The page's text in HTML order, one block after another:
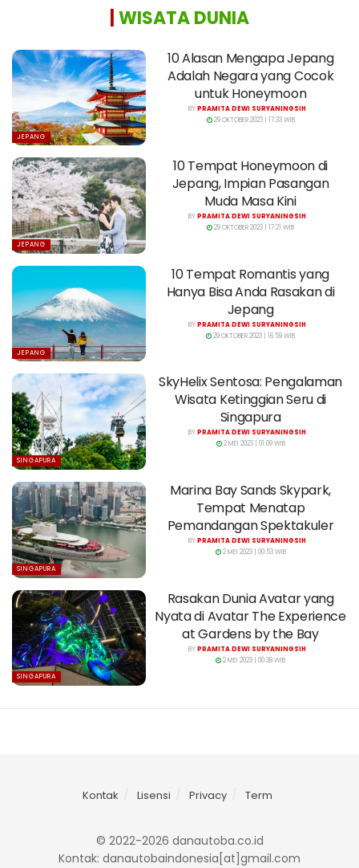
WISATA DUNIA
JEPANG
10 Alasan Mengapa Jepang
Adalah Negara yang Cocok
untuk Honeymoon
BYPRAMITA DEWI SURYANINGSIH
29 OKTOBER 2023 | 17:33 WIB
JEPANG
10 Tempat Honeymoon di
Jepang, Impian Pasangan
Muda Masa Kini
BYPRAMITA DEWI SURYANINGSIH
29 OKTOBER 2023 | 17:21 WIB
JEPANG
10 Tempat Romantis yang
Hanya Bisa Anda Rasakan di
Jepang
BYPRAMITA DEWI SURYANINGSIH
29 OKTOBER 2023 | 16:59 WIB
SINGAPURA
SkyHelix Sentosa: Pengalaman
Wisata Ketinggian Seru di
Singapura
BYPRAMITA DEWI SURYANINGSIH
2 MEI 2023 | 01:09 WIB
SINGAPURA
Marina Bay Sands Skypark,
Tempat Menatap
Pemandangan Spektakuler
BYPRAMITA DEWI SURYANINGSIH
2 MEI 2023 | 00:53 WIB
SINGAPURA
Rasakan Dunia Avatar yang
Nyata di Avatar The Experience
at Gardens by the Bay
BYPRAMITA DEWI SURYANINGSIH
2 MEI 2023 | 00:38 WIB
Kontak Lisensi Privacy Term
© 2022-2026 danautoba.co.id
Kontak: danautobaindonesia[at]gmail.com